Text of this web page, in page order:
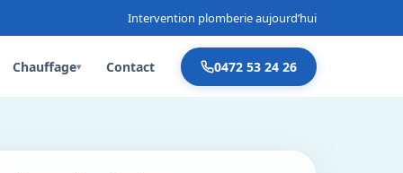
Intervention plomberie aujourd’hui
Chauffage▾ Contact 0472 53 24 26